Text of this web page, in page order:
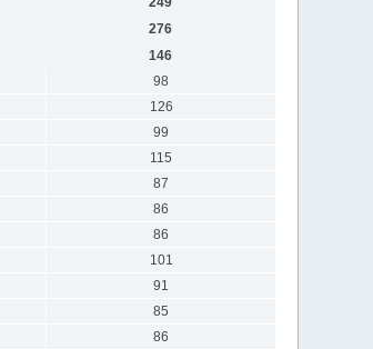
276
146
98
126
99
115
87
86
86
101
91
85
86